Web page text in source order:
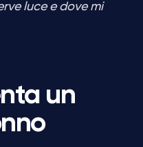
luce e dove mi
un